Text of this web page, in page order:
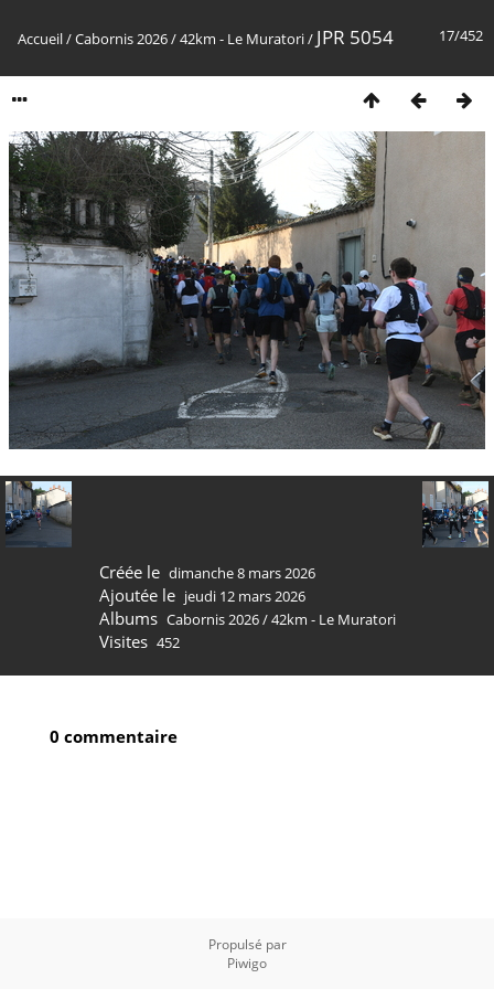
17/452
Accueil/Cabornis 2026/42km - Le Muratori/ JPR 5054
Créée le dimanche 8 mars 2026
Ajoutée le jeudi 12 mars 2026
Albums Cabornis 2026/42km - Le Muratori
Visites 452
0 commentaire
Propulsé par
Piwigo